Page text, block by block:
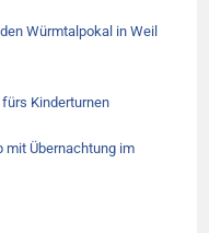
Würmtalpokal in Weil
Kinderturnen
mit Übernachtung im